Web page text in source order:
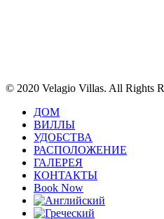
© 2020 Velagio Villas. All Rights
ДОМ
ВИЛЛЫ
УДОБСТВА
РАСПОЛОЖЕНИЕ
ГАЛЕРЕЯ
КОНТАКТЫ
Book Now